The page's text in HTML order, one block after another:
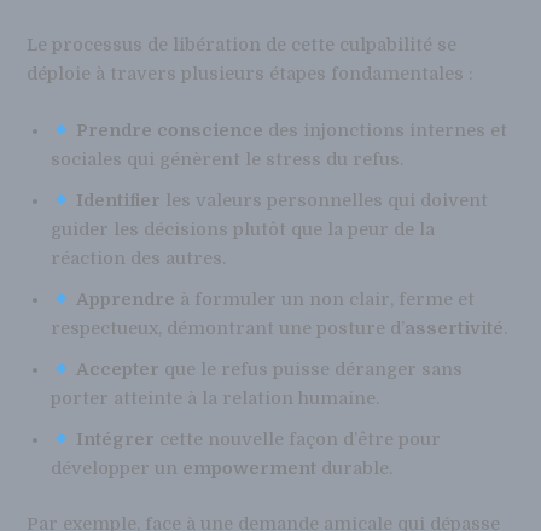
Le processus de libération de cette culpabilité se
déploie à travers plusieurs étapes fondamentales :
Prendre conscience des injonctions internes et
sociales qui génèrent le stress du refus.
Identifier les valeurs personnelles qui doivent
guider les décisions plutôt que la peur de la
réaction des autres.
Apprendre à formuler un non clair, ferme et
respectueux, démontrant une posture d’assertivité.
Accepter que le refus puisse déranger sans
porter atteinte à la relation humaine.
Intégrer cette nouvelle façon d’être pour
développer un empowerment durable.
Par exemple, face à une demande amicale qui dépasse